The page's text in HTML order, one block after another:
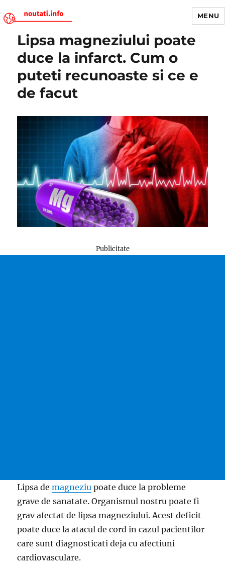
Noutati.Info
MENU
Lipsa magneziului poate
duce la infarct. Cum o
puteti recunoaste si ce e
de facut
Publicitate
Lipsa demagneziu poate duce la probleme
grave de sanatate. Organismul nostru poate fi
grav afectat de lipsa magneziului. Acest deficit
poate duce la atacul de cord in cazul pacientilor
care sunt diagnosticati deja cu afectiuni
cardiovasculare.